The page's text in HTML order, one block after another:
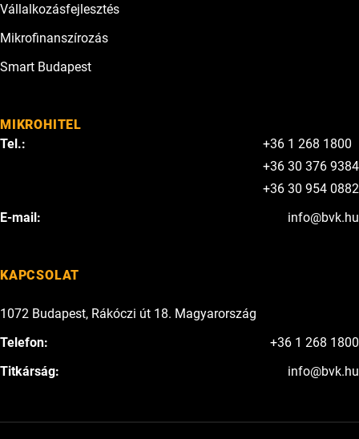
Vállalkozásfejlesztés
Mikrofinanszírozás
Smart Budapest
MIKROHITEL
Tel.:
+36 1 268 1800
+36 30 376 9384
+36 30 954 0882
E-mail:
info@bvk.hu
KAPCSOLAT
1072 Budapest, Rákóczi út 18. Magyarország
Telefon:
+36 1 268 1800
Titkárság:
info@bvk.hu